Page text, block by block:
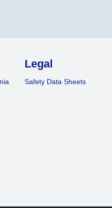
Legal
Safety Data Sheets